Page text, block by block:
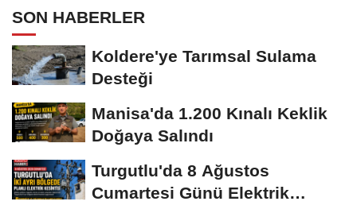
SON HABERLER
Koldere'ye Tarımsal Sulama
Desteği
Manisa'da 1.200 Kınalı Keklik
Doğaya Salındı
Turgutlu'da 8 Ağustos
Cumartesi Günü Elektrik